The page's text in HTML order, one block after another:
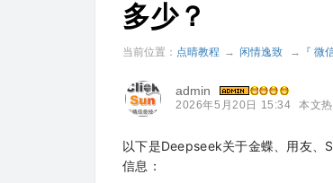
多少？
当前位置： 点晴教程 → 闲情逸致 → 『 微
admin
2026年5月20日 15:34 本文
以下是Deepseek关于金蝶、用友、
信息：